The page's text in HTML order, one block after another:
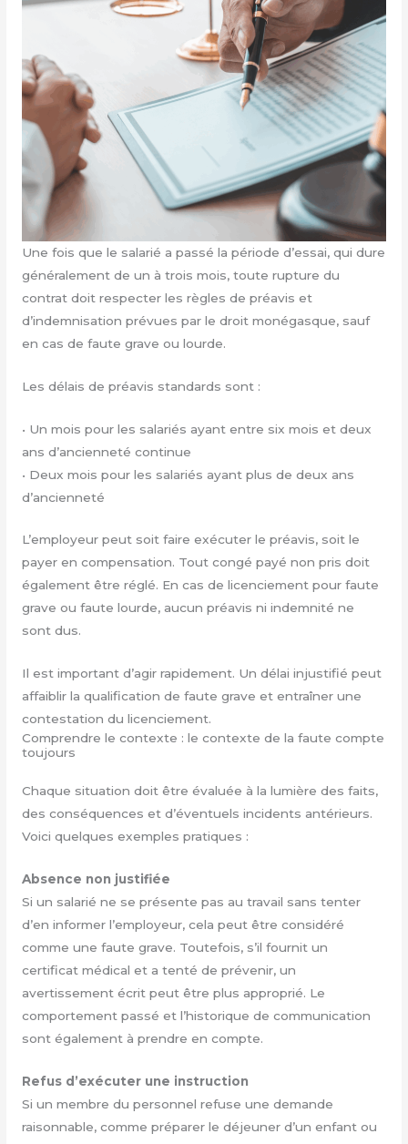
Une fois que le salarié a passé la période d’essai, qui dure
généralement de un à trois mois, toute rupture du
contrat doit respecter les règles de préavis et
d’indemnisation prévues par le droit monégasque, sauf
en cas de faute grave ou lourde.
Les délais de préavis standards sont :
•⁠ ⁠Un mois pour les salariés ayant entre six mois et deux
ans d’ancienneté continue
•⁠ ⁠Deux mois pour les salariés ayant plus de deux ans
d’ancienneté
L’employeur peut soit faire exécuter le préavis, soit le
payer en compensation. Tout congé payé non pris doit
également être réglé. En cas de licenciement pour faute
grave ou faute lourde, aucun préavis ni indemnité ne
sont dus.
Il est important d’agir rapidement. Un délai injustifié peut
affaiblir la qualification de faute grave et entraîner une
contestation du licenciement.
Comprendre le contexte : le contexte de la faute compte
toujours
Chaque situation doit être évaluée à la lumière des faits,
des conséquences et d’éventuels incidents antérieurs.
Voici quelques exemples pratiques :
Absence non justifiée
Si un salarié ne se présente pas au travail sans tenter
d’en informer l’employeur, cela peut être considéré
comme une faute grave. Toutefois, s’il fournit un
certificat médical et a tenté de prévenir, un
avertissement écrit peut être plus approprié. Le
comportement passé et l’historique de communication
sont également à prendre en compte.
Refus d’exécuter une instruction
Si un membre du personnel refuse une demande
raisonnable, comme préparer le déjeuner d’un enfant ou